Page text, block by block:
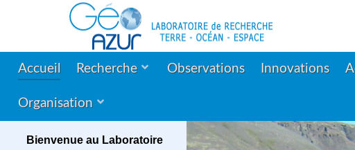
Accueil Recherche Observations Innovations
Organisation
Bienvenue au Laboratoire